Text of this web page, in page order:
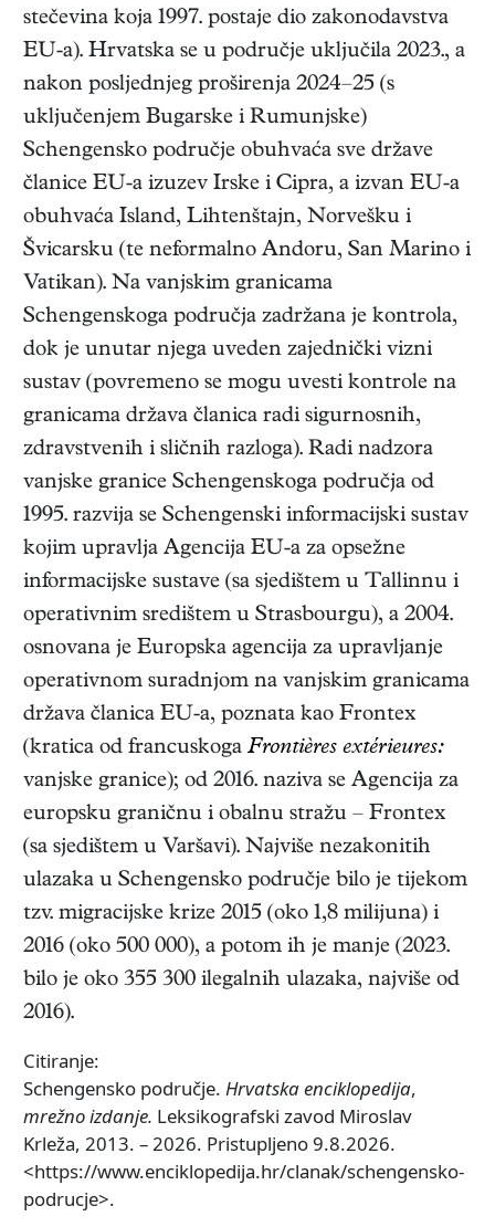
stečevina koja 1997. postaje dio zakonodavstva
EU-a). Hrvatska se u područje uključila 2023., a
nakon posljednjeg proširenja 2024–25 (s
uključenjem Bugarske i Rumunjske)
Schengensko područje obuhvaća sve države
članice EU-a izuzev Irske i Cipra, a izvan EU-a
obuhvaća Island, Lihtenštajn, Norvešku i
Švicarsku (te neformalno Andoru, San Marino i
Vatikan). Na vanjskim granicama
Schengenskoga područja zadržana je kontrola,
dok je unutar njega uveden zajednički vizni
sustav (povremeno se mogu uvesti kontrole na
granicama država članica radi sigurnosnih,
zdravstvenih i sličnih razloga). Radi nadzora
vanjske granice Schengenskoga područja od
1995. razvija se Schengenski informacijski sustav
kojim upravlja Agencija EU-a za opsežne
informacijske sustave (sa sjedištem u Tallinnu i
operativnim središtem u Strasbourgu), a 2004.
osnovana je Europska agencija za upravljanje
operativnom suradnjom na vanjskim granicama
država članica EU-a, poznata kao Frontex
(kratica od francuskoga Frontières extérieures:
vanjske granice); od 2016. naziva se Agencija za
europsku graničnu i obalnu stražu – Frontex
(sa sjedištem u Varšavi). Najviše nezakonitih
ulazaka u Schengensko područje bilo je tijekom
tzv. migracijske krize 2015 (oko 1,8 milijuna) i
2016 (oko 500 000), a potom ih je manje (2023.
bilo je oko 355 300 ilegalnih ulazaka, najviše od
2016).
Citiranje:
Schengensko područje. Hrvatska enciklopedija,
mrežno izdanje. Leksikografski zavod Miroslav
Krleža, 2013. – 2026. Pristupljeno 9.8.2026.
<https://www.enciklopedija.hr/clanak/schengensko-
podrucje>.